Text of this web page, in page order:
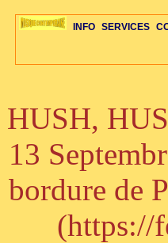
INFO
ÉDITORIAUX ACTUS-
SERVICES
MAJ-LISTE ARCH-CONCERTS
SÉLECTION GUIDE-EXPRESS
SÉLECTION COMPOS-INTRO
20ÈME PARAL 1001 CD TOP-
HUSH,
13
bordure de
(https://